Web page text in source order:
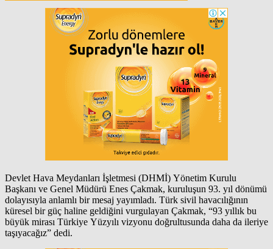
Devlet Hava Meydanları İşletmesi (DHMİ) Yönetim Kurulu
Başkanı ve Genel Müdürü Enes Çakmak, kuruluşun 93. yıl dönümü
dolayısıyla anlamlı bir mesaj yayımladı. Türk sivil havacılığının
küresel bir güç haline geldiğini vurgulayan Çakmak, “93 yıllık bu
büyük mirası Türkiye Yüzyılı vizyonu doğrultusunda daha da ileriye
taşıyacağız” dedi.